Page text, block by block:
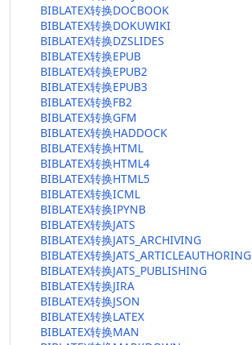
BIBLATEX转换DOCBOOK
BIBLATEX转换DOKUWIKI
BIBLATEX转换DZSLIDES
BIBLATEX转换EPUB
BIBLATEX转换EPUB2
BIBLATEX转换EPUB3
BIBLATEX转换FB2
BIBLATEX转换GFM
BIBLATEX转换HADDOCK
BIBLATEX转换HTML
BIBLATEX转换HTML4
BIBLATEX转换HTML5
BIBLATEX转换ICML
BIBLATEX转换IPYNB
BIBLATEX转换JATS
BIBLATEX转换JATS_ARCHIVING
BIBLATEX转换JATS_ARTICLEAUTHORING
BIBLATEX转换JATS_PUBLISHING
BIBLATEX转换JIRA
BIBLATEX转换JSON
BIBLATEX转换LATEX
BIBLATEX转换MAN